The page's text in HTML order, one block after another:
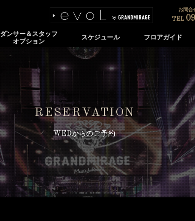
ダンサー＆スタッフ
オプション
スケジュール フロアガイド
お問合
TEL
RESERVATION
WEBからのご予約